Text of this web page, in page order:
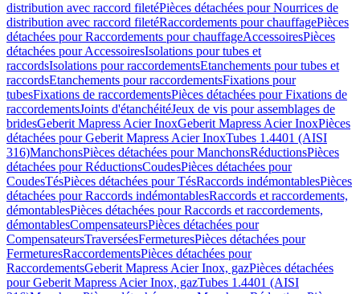
distribution avec raccord filetéPièces détachées pour Nourrices de
distribution avec raccord filetéRaccordements pour chauffagePièces
détachées pour Raccordements pour chauffageAccessoiresPièces
détachées pour AccessoiresIsolations pour tubes et
raccordsIsolations pour raccordementsEtanchements pour tubes et
raccordsEtanchements pour raccordementsFixations pour
tubesFixations de raccordementsPièces détachées pour Fixations de
raccordementsJoints d'étanchéitéJeux de vis pour assemblages de
bridesGeberit Mapress Acier InoxGeberit Mapress Acier InoxPièces
détachées pour Geberit Mapress Acier InoxTubes 1.4401 (AISI
316)ManchonsPièces détachées pour ManchonsRéductionsPièces
détachées pour RéductionsCoudesPièces détachées pour
CoudesTésPièces détachées pour TésRaccords indémontablesPièces
détachées pour Raccords indémontablesRaccords et raccordements,
démontablesPièces détachées pour Raccords et raccordements,
démontablesCompensateursPièces détachées pour
CompensateursTraverséesFermeturesPièces détachées pour
FermeturesRaccordementsPièces détachées pour
RaccordementsGeberit Mapress Acier Inox, gazPièces détachées
pour Geberit Mapress Acier Inox, gazTubes 1.4401 (AISI